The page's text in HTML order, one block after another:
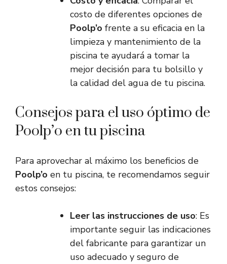
costo de diferentes opciones de
Poolp’o frente a su eficacia en la
limpieza y mantenimiento de la
piscina te ayudará a tomar la
mejor decisión para tu bolsillo y
la calidad del agua de tu piscina.
Consejos para el uso óptimo de
Poolp’o en tu piscina
Para aprovechar al máximo los beneficios de
Poolp’o en tu piscina, te recomendamos seguir
estos consejos:
Leer las instrucciones de uso: Es
importante seguir las indicaciones
del fabricante para garantizar un
uso adecuado y seguro de